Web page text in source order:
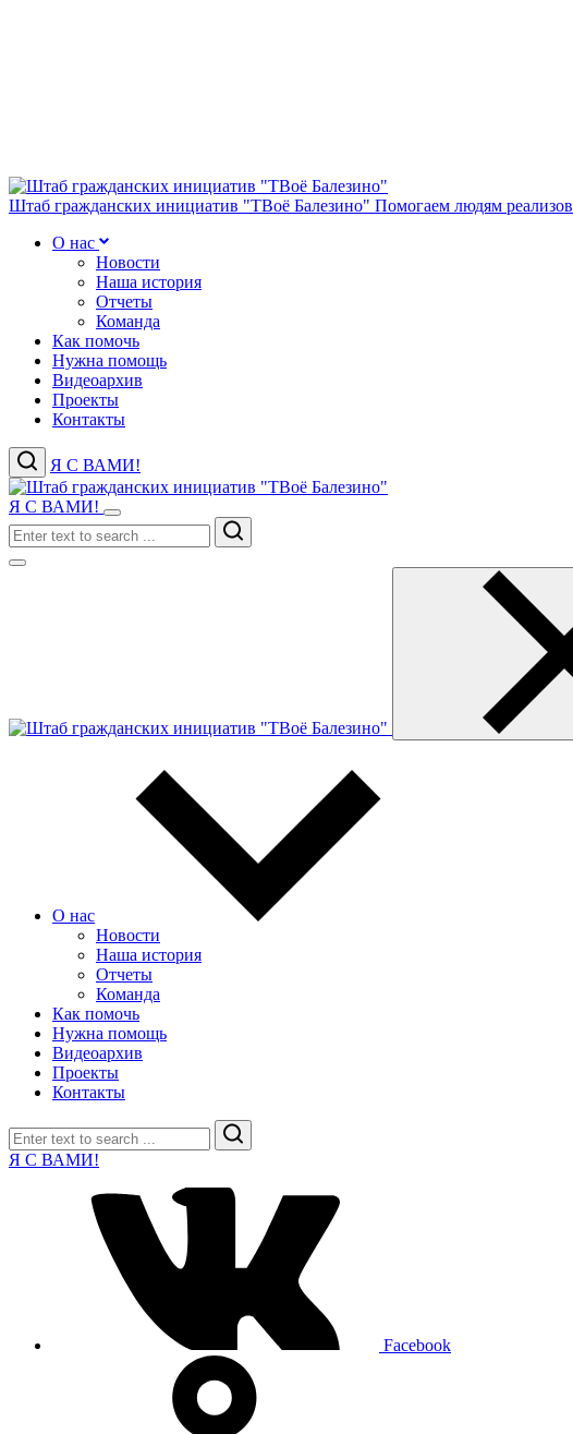
Штаб гражданских инициатив "ТВоё Балезино" Помогаем людям
О нас
Новости
Наша история
Отчеты
Команда
Как помочь
Нужна помощь
Видеоархив
Проекты
Контакты
Я С ВАМИ!
Я С ВАМИ!
Search
О нас
Новости
Наша история
Отчеты
Команда
Как помочь
Нужна помощь
Видеоархив
Проекты
Контакты
Search
Я С ВАМИ!
Facebook